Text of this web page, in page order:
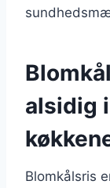
alsidig
Blomkålsris